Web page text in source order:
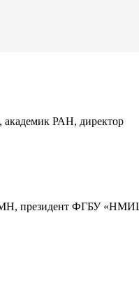
академик РАН, директор
президент ФГБУ